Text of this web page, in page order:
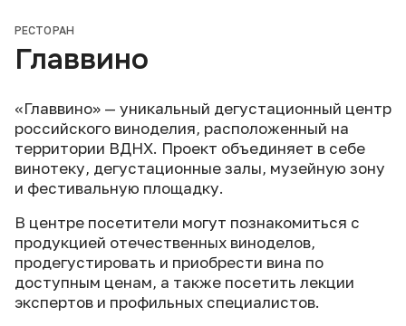
РЕСТОРАН
Главвино
«Главвино» — уникальный дегустационный центр
российского виноделия, расположенный на
территории ВДНХ. Проект объединяет в себе
винотеку, дегустационные залы, музейную зону
и фестивальную площадку.
В центре посетители могут познакомиться с
продукцией отечественных виноделов,
продегустировать и приобрести вина по
доступным ценам, а также посетить лекции
экспертов и профильных специалистов.